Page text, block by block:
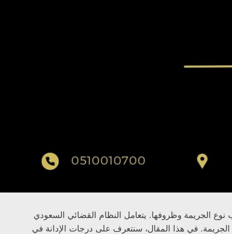
نوع الجريمة وظروفها. يتعامل النظام القضائي السعودي
في هذا المقال، سنتعرف على درجات الإدانة في